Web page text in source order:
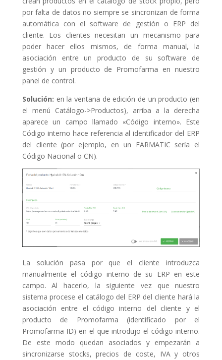
por falta de datos no siempre se sincronizan de forma
automática con el software de gestión o ERP del
cliente. Los clientes necesitan un mecanismo para
poder hacer ellos mismos, de forma manual, la
asociación entre un producto de su software de
gestión y un producto de Promofarma en nuestro
panel de control.
Solución: en la ventana de edición de un producto (en
el menú Catálogo->Productos), arriba a la derecha
aparece un campo llamado «Código interno». Este
Código interno hace referencia al identificador del ERP
del cliente (por ejemplo, en un FARMATIC sería el
Código Nacional o CN).
La solución pasa por que el cliente introduzca
manualmente el código interno de su ERP en este
campo. Al hacerlo, la siguiente vez que nuestro
sistema procese el catálogo del ERP del cliente hará la
asociación entre el código interno del cliente y el
producto de Promofarma (identificado por el
Promofarma ID) en el que introdujo el código interno.
De este modo quedan asociados y empezarán a
sincronizarse stocks, precios de coste, IVA y otros